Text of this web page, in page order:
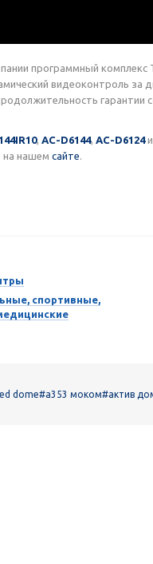
программный комплекс
видеоконтроль за
гарантии
, AC-D6144, AC-D6124и
на нашем сайте.
спортивные,
dome#а353 моком#актив